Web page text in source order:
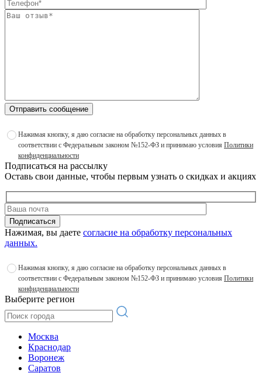
Отправить сообщение
Нажимая кнопку, я даю согласие на обработку персональных данных в
соответствии с Федеральным законом №152-ФЗ и принимаю условия Политики
конфиденциальности
Подписаться на рассылку
Оставь свои данные, чтобы первым узнать о скидках и акциях
Подписаться
Нажимая, вы даете согласие на обработку персональных
данных.
Нажимая кнопку, я даю согласие на обработку персональных данных в
соответствии с Федеральным законом №152-ФЗ и принимаю условия Политики
конфиденциальности
Выберите регион
Москва
Краснодар
Воронеж
Саратов